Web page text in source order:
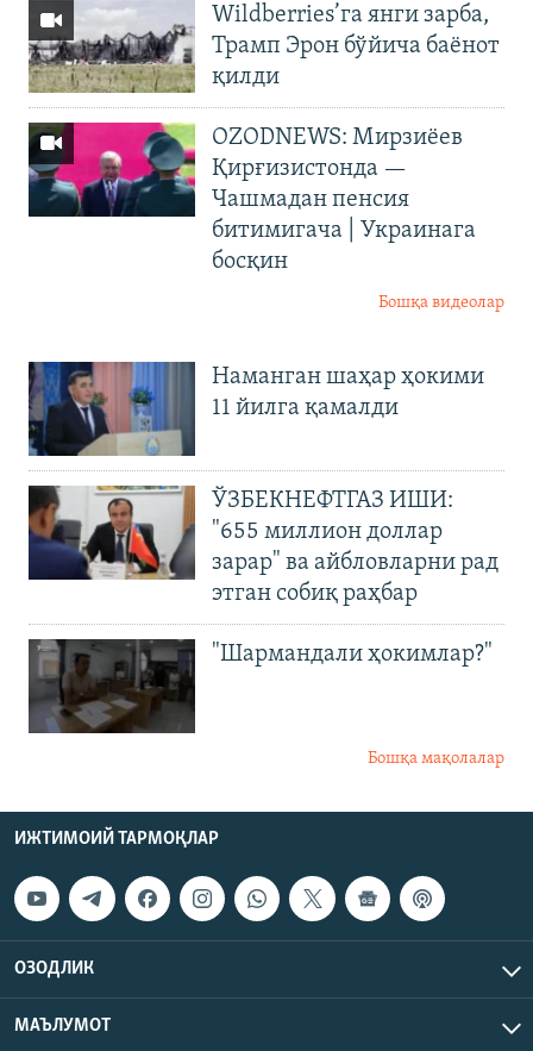
Wildberries’га янги зарба,
Трамп Эрон бўйича баёнот
қилди
OZODNEWS: Мирзиёев
Қирғизистонда —
Чашмадан пенсия
битимигача | Украинага
босқин
Бошқа видеолар
Наманган шаҳар ҳокими
11 йилга қамалди
ЎЗБЕКНЕФТГАЗ ИШИ:
"655 миллион доллар
зарар" ва айбловларни рад
этган собиқ раҳбар
"Шармандали ҳокимлар?"
Бошқа мақолалар
ИЖТИМОИЙ ТАРМОҚЛАР
ОЗОДЛИК
МАЪЛУМОТ